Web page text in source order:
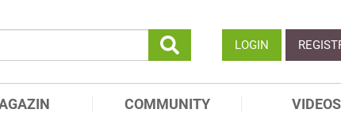
LOGIN
COMMUNITY VIDEOS